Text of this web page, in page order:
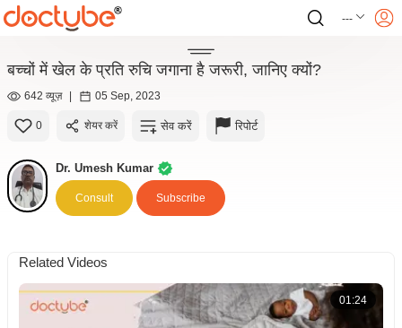
---
बच्चों में खेल के प्रति रुचि जगाना है जरूरी, जानिए क्यों?
642 व्यूज़ | 05 Sep, 2023
0 शेयर करें सेव करें रिपोर्ट
Dr. Umesh Kumar
Consult Subscribe
Related Videos
01:24